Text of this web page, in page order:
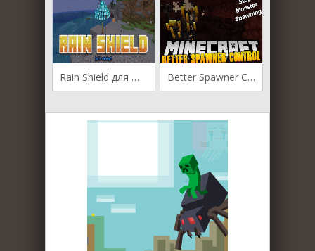
Rain Shield для Майнкрафт [1.19.4, 1.19.3, 1.19.2] Better Spawner Control для Майнкрафт [1.19.4, 1.19.3, 1.19.2]